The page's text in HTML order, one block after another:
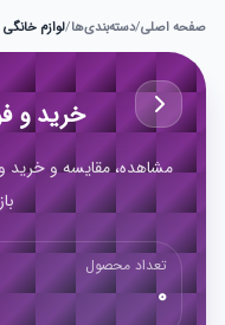
صفحه اصلی/دسته‌بندی‌ها/لوازم خانگی
خرید و
مشاهده، مقایسه و
تعداد محصول
0